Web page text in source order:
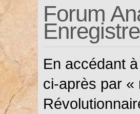
Forum
En accédant
ci-après par «